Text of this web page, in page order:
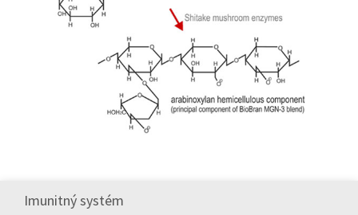
Imunitný systém